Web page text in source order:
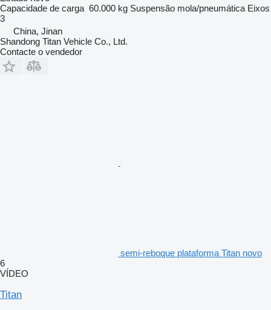
Capacidade de carga 60.000 kg Suspensão mola/pneumática Eixos
3
China, Jinan
Shandong Titan Vehicle Co., Ltd.
Contacte o vendedor
semi-reboque plataforma Titan novo
6
VÍDEO
Titan